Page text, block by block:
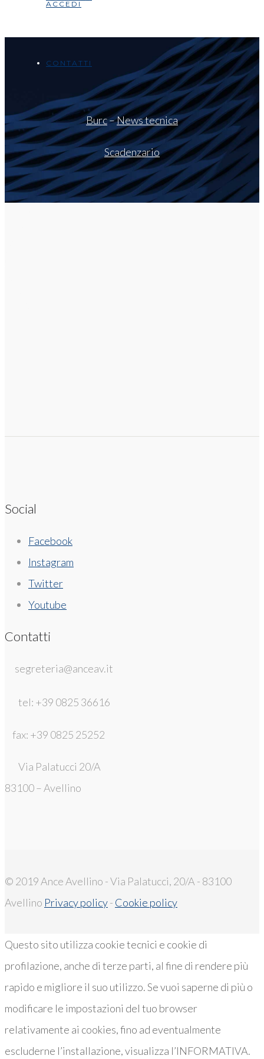
ACCEDI
CONTATTI
Burc–News tecnica
Scadenzario
Social
Facebook
Instagram
Twitter
Youtube
Contatti
segreteria@anceav.it
tel: +39 0825 36616
fax: +39 0825 25252
Via Palatucci 20/A
83100 – Avellino
© 2019 Ance Avellino - Via Palatucci, 20/A - 83100
Avellino Privacy policy- Cookie policy
Questo sito utilizza cookie tecnici e cookie di
profilazione, anche di terze parti, al fine di rendere più
rapido e migliore il suo utilizzo. Se vuoi saperne di più o
modificare le impostazioni del tuo browser
relativamente ai cookies, fino ad eventualmente
escluderne l’installazione, visualizza l’INFORMATIVA.